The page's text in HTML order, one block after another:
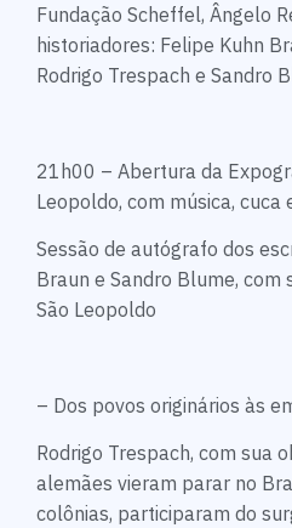
Fundação Scheffel, Ângelo
historiadores: Felipe Kuhn
Rodrigo Trespach e Sandro
21h00 – Abertura da
Leopoldo, com música, cuca
Sessão de autógrafo dos
Braun e Sandro Blume, com
São Leopoldo
– Dos povos originários às
Rodrigo Trespach, com sua
alemães vieram parar no
colônias, participaram do